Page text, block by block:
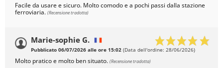
Facile da usare e sicuro. Molto comodo e a pochi passi dalla stazione
ferroviaria. (Recensione tradotta)
Marie-sophie G.
Pubblicato 06/07/2026 alle ore 15:02 (Data dell'ordine: 28/06/2026)
Molto pratico e molto ben situato. (Recensione tradotta)